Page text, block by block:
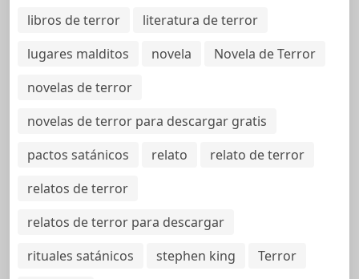
libros de terror
literatura de terror
lugares malditos
novela
Novela de Terror
novelas de terror
novelas de terror para descargar gratis
pactos satánicos
relato
relato de terror
relatos de terror
relatos de terror para descargar
rituales satánicos
stephen king Terror